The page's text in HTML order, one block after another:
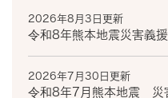
2026年8月3日更新
令和8年熊本地震災害義
2026年7月30日更新
令和8年7月熊本地震 災